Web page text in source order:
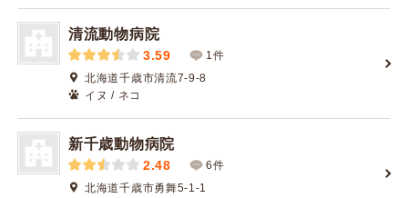
清流動物病院
3.59
1件
北海道千歳市清流7-9-8
イヌ / ネコ
新千歳動物病院
2.48
6件
北海道千歳市勇舞5-1-1